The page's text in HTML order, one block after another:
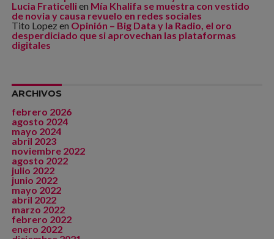
Lucia Fraticellien Mía Khalifa se muestra con vestido
de novia y causa revuelo en redes sociales
Tito Lopez en Opinión – Big Data y la Radio, el oro
desperdiciado que si aprovechan las plataformas
digitales
ARCHIVOS
febrero 2026
agosto 2024
mayo 2024
abril 2023
noviembre 2022
agosto 2022
julio 2022
junio 2022
mayo 2022
abril 2022
marzo 2022
febrero 2022
enero 2022